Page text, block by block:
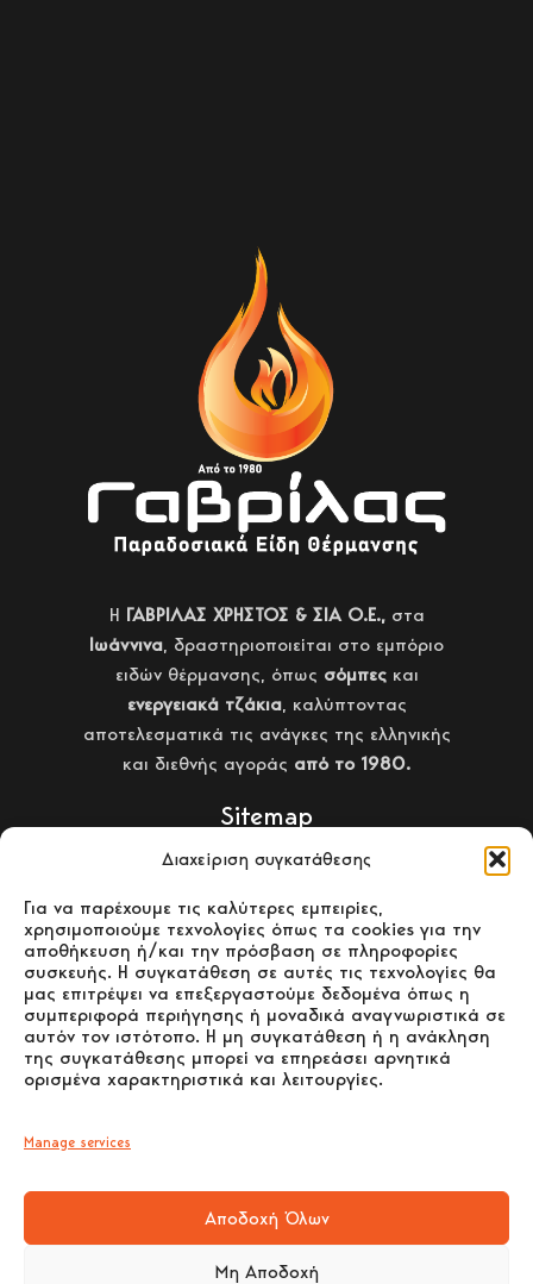
Διαχείριση συγκατάθεσης
Για να παρέχουμε τις καλύτερες εμπειρίες,
χρησιμοποιούμε τεχνολογίες όπως τα cookies για την
αποθήκευση ή/και την πρόσβαση σε πληροφορίες
συσκευής. Η συγκατάθεση σε αυτές τις τεχνολογίες θα
μας επιτρέψει να επεξεργαστούμε δεδομένα όπως η
συμπεριφορά περιήγησης ή μοναδικά αναγνωριστικά σε
αυτόν τον ιστότοπο. Η μη συγκατάθεση ή η ανάκληση
της συγκατάθεσης μπορεί να επηρεάσει αρνητικά
ορισμένα χαρακτηριστικά και λειτουργίες.
Manage services
Αποδοχή Όλων
Μη Αποδοχή
H ΓΑΒΡΙΛΑΣ ΧΡΗΣΤΟΣ & ΣΙΑ Ο.Ε.,στα
Ιωάννινα , δραστηριοποιείται στο εμπόριο
ειδών θέρμανσης, όπως σόμπεςκαι
ενεργειακά τζάκια, καλύπτοντας
αποτελεσματικά τις ανάγκες της ελληνικής
και διεθνής αγοράς από το 1980.
Sitemap
ΣΟΜΠΕΣ ΞΥΛΟΥ
ΣΟΜΠΕΣ PELLET
ΕΝΕΡΓΕΙΑΚΑ ΤΖΑΚΙΑ –
ΛΕΒΗΤΕΣ ΞΥΛΟΥ